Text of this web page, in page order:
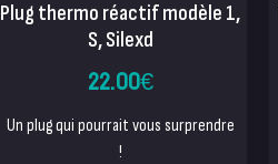
Plug thermo réactif modèle 1,
S, Silexd
22.00€
Un plug qui pourrait vous surprendre
!